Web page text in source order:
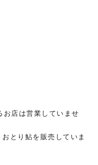
店は営業していませ
とり鮎を販売していま